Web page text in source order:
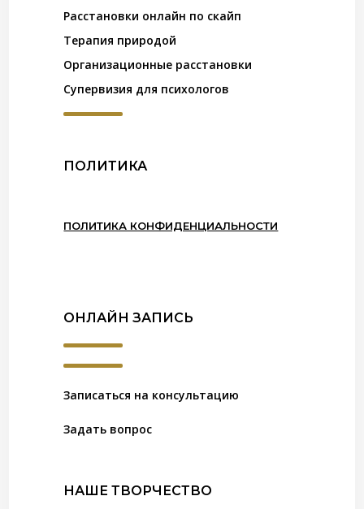
Расстановки онлайн по скайп
Терапия природой
Организационные расстановки
Супервизия для психологов
ПОЛИТИКА
ПОЛИТИКА КОНФИДЕНЦИАЛЬНОСТИ
ОНЛАЙН ЗАПИСЬ
Записаться на консультацию
Задать вопрос
НАШЕ ТВОРЧЕСТВО